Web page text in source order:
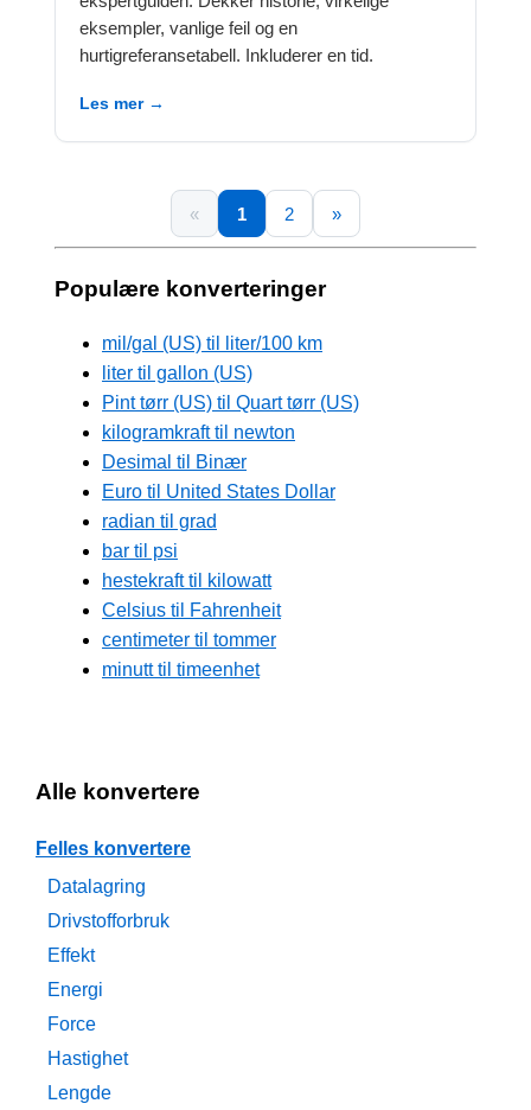
eksempler, vanlige feil og en
hurtigreferansetabell. Inkluderer en tid.
Les mer →
« 1 2 »
Populære konverteringer
mil/gal (US) til liter/100 km
liter til gallon (US)
Pint tørr (US) til Quart tørr (US)
kilogramkraft til newton
Desimal til Binær
Euro til United States Dollar
radian til grad
bar til psi
hestekraft til kilowatt
Celsius til Fahrenheit
centimeter til tommer
minutt til timeenhet
Alle konvertere
Felles konvertere
Datalagring
Drivstofforbruk
Effekt
Energi
Force
Hastighet
Lengde